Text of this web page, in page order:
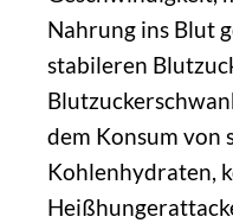
Nahrung ins Blut
stabileren
dem Konsum von
Kohlenhydraten,